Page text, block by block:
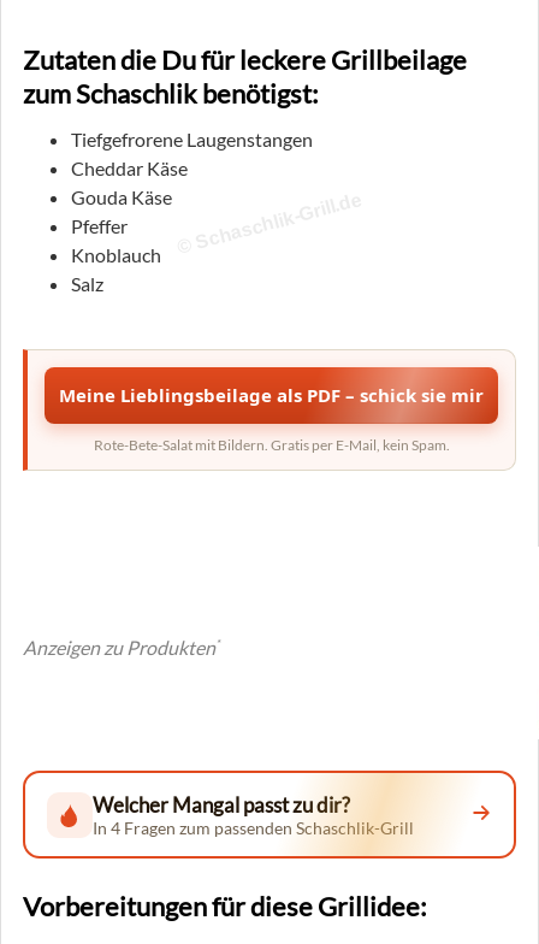
Zutaten die Du für leckere Grillbeilage
zum Schaschlik benötigst:
Tiefgefrorene Laugenstangen
Cheddar Käse
Gouda Käse
Pfeffer
Knoblauch
Salz
Meine Lieblingsbeilage als PDF – schick sie mir
Rote-Bete-Salat mit Bildern. Gratis per E-Mail, kein Spam.
Anzeigen zu Produkten*
Welcher Mangal passt zu dir?
In 4 Fragen zum passenden Schaschlik-Grill
Vorbereitungen für diese Grillidee: